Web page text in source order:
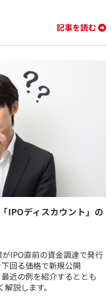
記事を読む
IPOディスカウント」の
IPO直前の資金調達で発行
回る価格で新規公開
近の例を紹介するととも
説します。